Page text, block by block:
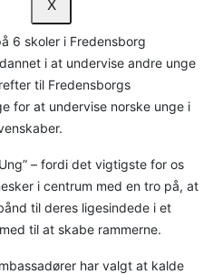
X
6 skoler i Fredensborg
i at undervise andre unge
til Fredensborgs
for at undervise norske unge i
– fordi det vigtigste for os
i centrum med en tro på, at
til deres ligesindede i et
til at skabe rammerne.
har valgt at kalde